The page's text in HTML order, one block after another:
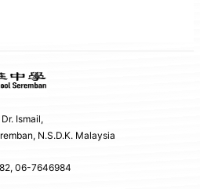
Ismail,
N.S.D.K. Malaysia
06-7646984